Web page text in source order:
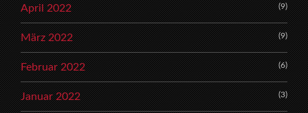
April 2022 (9)
März 2022 (9)
Februar 2022 (6)
Januar 2022 (3)